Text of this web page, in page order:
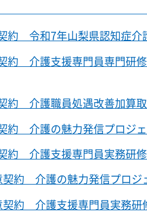
令和7年山梨県認知症介
介護支援専門員専門研
介護職員処遇改善加算取
介護の魅力発信プロジェ
介護支援専門員実務研修
約 介護の魅力発信プロジ
約 介護支援専門員実務研